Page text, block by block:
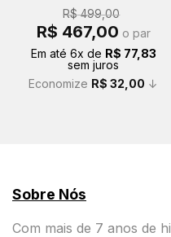
R$499,00
O
preço
era:
R$ 499,00.
R$ 467,00preço
é:
R$ 467,00.
o par
Em até 6x de R$ 77,83
sem juros
Economize R$ 32,00 ↓
Sobre Nós
Com mais de 7 anos de